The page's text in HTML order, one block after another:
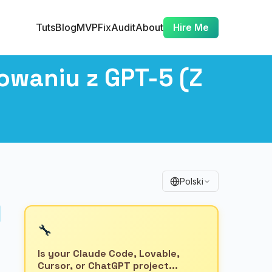
TutsBlogMVPFixAuditAbout Hire Me
z GPT-5 (Z
Polski
🔧
Is your Claude Code, Lovable,
Cursor, or ChatGPT project...